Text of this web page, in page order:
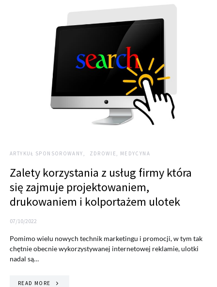
ARTYKUŁ SPONSOROWANY ZDROWIE, MEDYCYNA
Zalety korzystania z usług firmy która
się zajmuje projektowaniem,
drukowaniem i kolportażem ulotek
07/10/2022
Pomimo wielu nowych technik marketingu i promocji, w tym tak
chętnie obecnie wykorzystywanej internetowej reklamie, ulotki
nadal są…
READ MORE